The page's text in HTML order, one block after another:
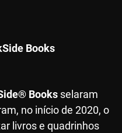
Books
Books selaram
no início de 2020, o
livros e quadrinhos